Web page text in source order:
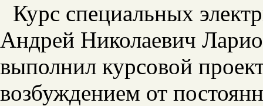
Курс специальных
Андрей Николаевич
выполнил курсовой
возбуждением от